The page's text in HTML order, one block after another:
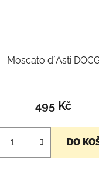
Moscato d´Asti
hodnocení
495 Kč
DO